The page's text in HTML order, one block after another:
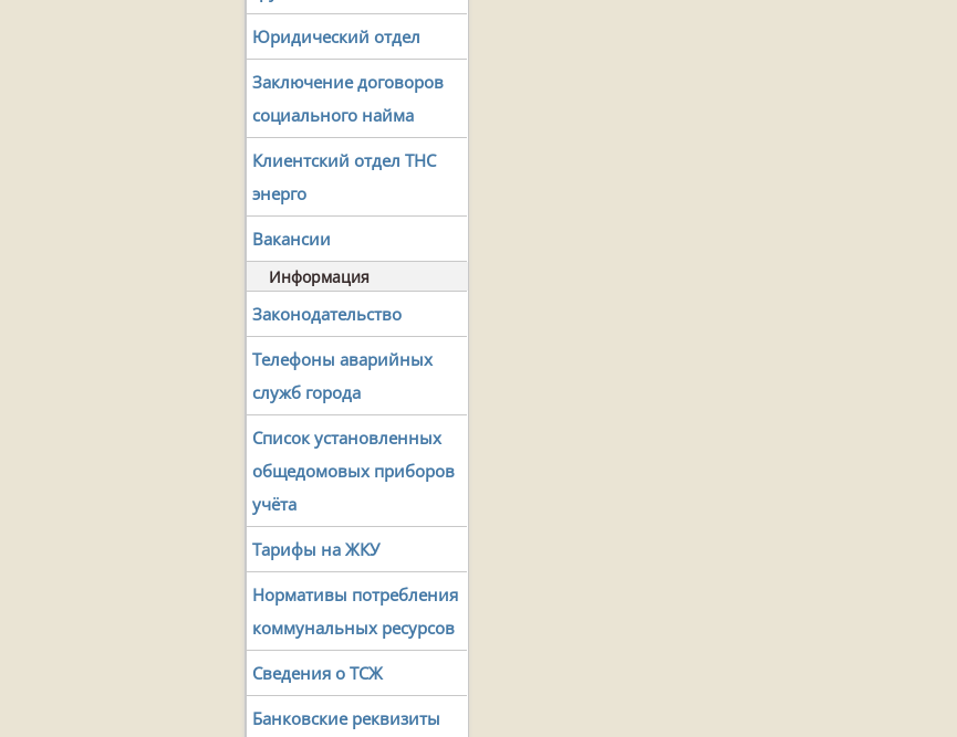
Юридический отдел
Заключение договоров
социального найма
Клиентский отдел ТНС
энерго
Вакансии
Информация
Законодательство
Телефоны аварийных
служб города
Список установленных
общедомовых приборов
учёта
Тарифы на ЖКУ
Нормативы потребления
коммунальных ресурсов
Сведения о ТСЖ
Банковские реквизиты